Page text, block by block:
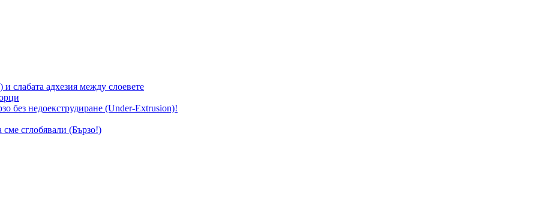
слабата адхезия между слоевете
без недоекструдиране (Under-Extrusion)!
сглобявали (Бързо!)